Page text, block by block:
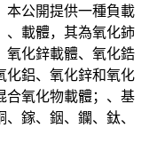
本公開提供一種負載
、載體，其為氧化鈰
氧化鋅載體、氧化鋯
化鋁、氧化鋅和氧化
合氧化物載體；、基
鎵、銦、鑭、鈦、